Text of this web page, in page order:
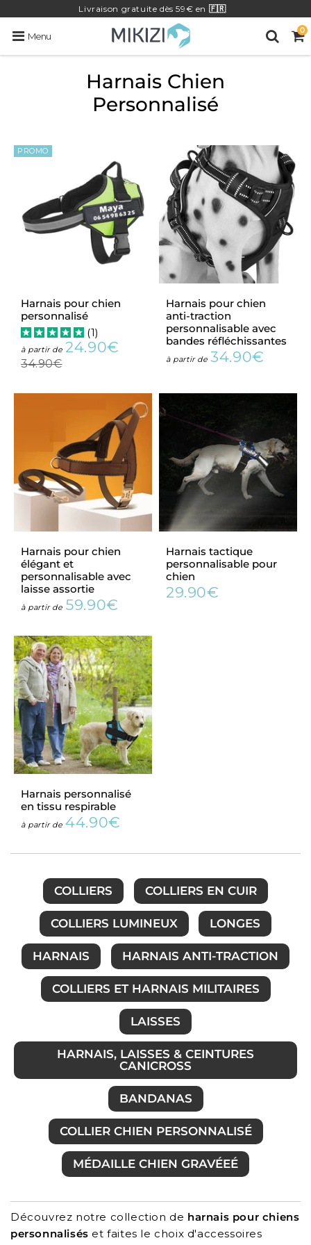
Livraison gratuite dès 59€ en 🇫🇷
Menu
0
Harnais Chien
Personnalisé
PROMO
Harnais pour chien
personnalisé
(1)
à partir de Prix
24.90€
régulier
34.90€34.90€
Harnais pour chien
anti-traction
personnalisable avec
bandes réfléchissantes
à partir dePrix
34.90€
Harnais pour chien
élégant et
personnalisable avec
laisse assortie
à partir de Prix
59.90€
Harnais tactique
personnalisable pour
chien
Prix
29.90€
Harnais personnalisé
en tissu respirable
à partir dePrix
44.90€
COLLIERS COLLIERS EN CUIR
COLLIERS LUMINEUX LONGES
HARNAIS HARNAIS ANTI-TRACTION
COLLIERS ET HARNAIS MILITAIRES
LAISSES
HARNAIS, LAISSES & CEINTURES
CANICROSS
BANDANAS
COLLIER CHIEN PERSONNALISÉ
MÉDAILLE CHIEN GRAVÉEÉ
Découvrez notre collection de harnais pour chiens
personnalisés et faites le choix d'accessoires